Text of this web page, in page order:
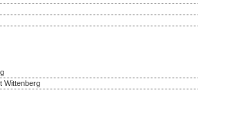
Wittenberg